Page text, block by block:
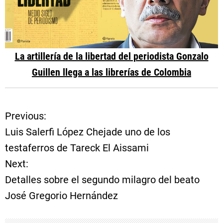
La artillería de la libertad del periodista Gonzalo
Guillen llega a las librerías de Colombia
N
a
v
e
g
Previous:
Luis Salerfi López Chejade uno de los
testaferros de Tareck El Aissami
Next:
Detalles sobre el segundo milagro del beato
José Gregorio Hernández